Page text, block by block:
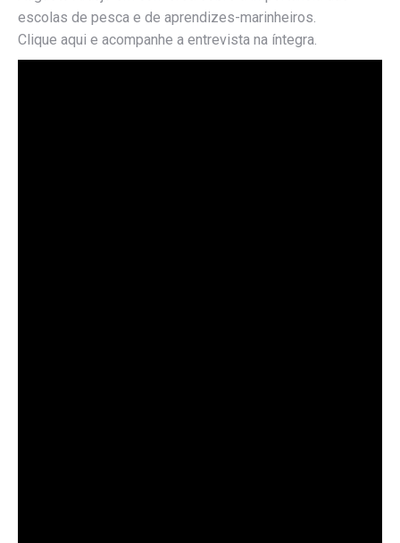
escolas de pesca e de aprendizes-marinheiros.
Clique aqui e acompanhe a entrevista na íntegra.